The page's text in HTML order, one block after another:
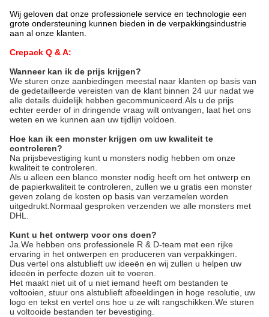
Wij geloven dat onze professionele service en technologie een
grote ondersteuning kunnen bieden in de verpakkingsindustrie
aan al onze klanten.
Crepack Q & A:
Wanneer kan ik de prijs krijgen?
We sturen onze aanbiedingen meestal naar klanten op basis van
de gedetailleerde vereisten van de klant binnen 24 uur nadat we
alle details duidelijk hebben gecommuniceerd.Als u de prijs
echter eerder of in dringende vraag wilt ontvangen, laat het ons
weten en we kunnen aan uw tijdlijn voldoen.
Hoe kan ik een monster krijgen om uw kwaliteit te
controleren?
Na prijsbevestiging kunt u monsters nodig hebben om onze
kwaliteit te controleren.
Als u alleen een blanco monster nodig heeft om het ontwerp en
de papierkwaliteit te controleren, zullen we u gratis een monster
geven zolang de kosten op basis van verzamelen worden
uitgedrukt.Normaal gesproken verzenden we alle monsters met
DHL.
Kunt u het ontwerp voor ons doen?
Ja.We hebben ons professionele R & D-team met een rijke
ervaring in het ontwerpen en produceren van verpakkingen.
Dus vertel ons alstublieft uw ideeën en wij zullen u helpen uw
ideeën in perfecte dozen uit te voeren.
Het maakt niet uit of u niet iemand heeft om bestanden te
voltooien, stuur ons alstublieft afbeeldingen in hoge resolutie, uw
logo en tekst en vertel ons hoe u ze wilt rangschikken.We sturen
u voltooide bestanden ter bevestiging.